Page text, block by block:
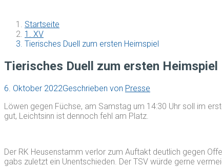
Startseite
1. XV
Tierisches Duell zum ersten Heimspiel
Tierisches Duell zum ersten Heimspiel
6. Oktober 2022Geschrieben von Presse
Löwen gegen Füchse, am Samstag um 14:30 Uhr soll im
gut, Leichtsinn ist dennoch fehl am Platz.
Der RK Heusenstamm verlor zum Auftakt deutlich gegen
gabs zuletzt ein Unentschieden. Der TSV würde gerne